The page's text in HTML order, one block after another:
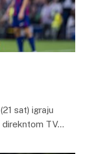
sat) igraju
direkntom TV…